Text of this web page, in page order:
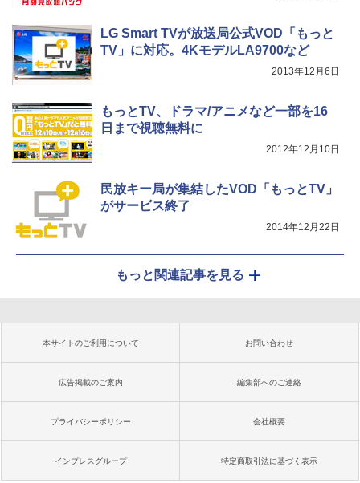
LG Smart TVが放送局公式VOD「もっと
TV」に対応。4KモデルLA9700など
2013年12月6日
もっとTV、ドラマ/アニメなど一部を16
日まで視聴無料に
2012年12月10日
民放キー局が集結したVOD「もっとTV」
がサービス終了
2014年12月22日
もっと関連記事を見る
本サイトのご利用について お問い合わせ
広告掲載のご案内 編集部へのご連絡
プライバシーポリシー 会社概要
インプレスグループ 特定商取引法に基づく表示